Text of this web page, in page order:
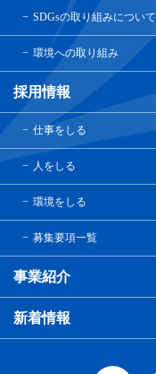
SDGsの取り組みについて
環境への取り組み
採用情報
仕事をしる
人をしる
環境をしる
募集要項一覧
事業紹介
新着情報